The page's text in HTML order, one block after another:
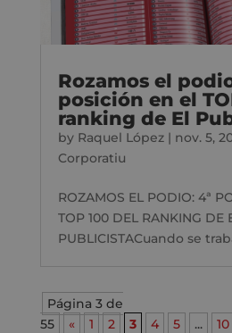
Rozamos el
posición en el
ranking de El
by Raquel López| nov. 5,
Corporatiu
ROZAMOS EL PODIO: 4ª
TOP 100 DEL RANKING DE
PUBLICISTACuando se
Página 3 de
55
« 1 2 3 4 5 ... 10